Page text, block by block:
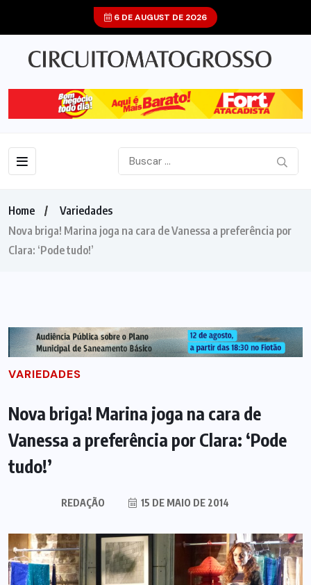
6 DE AUGUST DE 2026
Home
Variedades
Nova briga! Marina joga na cara de Vanessa a preferência por
Clara: ‘Pode tudo!’
VARIEDADES
Nova briga! Marina joga na cara de
Vanessa a preferência por Clara: ‘Pode
tudo!’
REDAÇÃO 15 DE MAIO DE 2014